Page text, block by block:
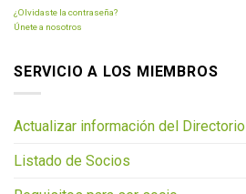
¿Olvidaste la contraseña?
Únete a nosotros
SERVICIO A LOS MIEMBROS
Actualizar información del Directorio
Listado de Socios